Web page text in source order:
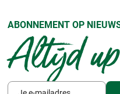
ABONNEMENT OP
Altijd